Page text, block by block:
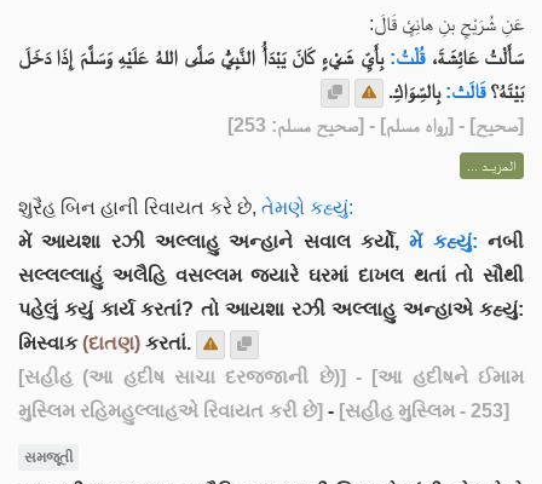
عَنِ شُرَيْحٍ بنِ هانِئٍ قَالَ:
سَأَلْتُ عَائِشَةَ، قُلْتُ: بِأَيِّ شَيْءٍ كَانَ يَبْدَأُ النَّبِيُّ صَلَّى اللهُ عَلَيْهِ وَسَلَّمَ إِذَا دَخَلَ
بَيْتَهُ؟ قَالَتْ: بِالسِّوَاكِ.
[صحيح] - [رواه مسلم] - [صحيح مسلم: 253]
المزيــد ...
શુરૈહ બિન હાની રિવાયત કરે છે, તેમણે કહ્યું:
મેં આયશા રઝી અલ્લાહુ અન્હાને સવાલ કર્યો, મેં કહ્યું: નબી
સલ્લલ્લાહું અલૈહિ વસલ્લમ જ્યારે ઘરમાં દાખલ થતાં તો સૌથી
પહેલું કયું કાર્ય કરતાં? તો આયશા રઝી અલ્લાહુ અન્હાએ કહ્યું:
મિસ્વાક(દાતણ) કરતાં.
[સહીહ (આ હદીષ સાચા દરજજાની છે)] - [આ હદીષને ઈમામ
મુસ્લિમ રહિમહુલ્લાહએ રિવાયત કરી છે] - [સહીહ મુસ્લિમ - 253]
સમજૂતી